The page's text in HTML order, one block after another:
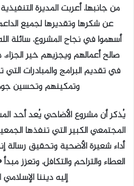
من جانبها، أعربت المديرة
عن شكرها وتقديرها لجميع
أسهموا في نجاح المشروع، سائلة
صالح أعمالهم ويجزيهم خير
في تقديم البرامج والمبادرات
وتمكينهم وتحسين
يُذكر أن مشروع الأضاحي يُعد أحد
المجتمعي الكبير التي تنفذها
أداء شعيرة الأضحية وتحقيق رسالة
العطاء والتراحم والتكافل، وتعزز
إليه ديننا